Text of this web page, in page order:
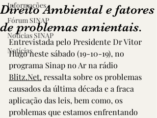
Informações
Fórum SINAP
Notícias SINAP
Notícias
Direito Ambiental e fatores
de problemas amientais.
Entrevistada pelo Presidente Dr Vitor
Hugo neste sábado (19-10-19), no
programa Sinap no Ar na rádio
Blitz.Net. ressalta sobre os problemas
causados da última década e a fraca
aplicação das leis, bem como, os
problemas que estamos enfrentando